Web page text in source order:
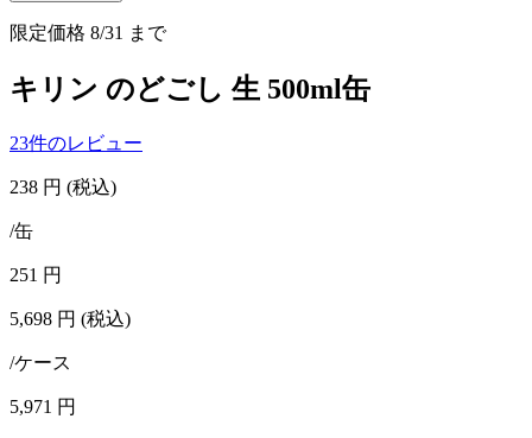
限定価格 8/31 まで
キリン のどごし 生 500ml缶
23件のレビュー
238 円 (税込)
/缶
251 円
5,698 円 (税込)
/ケース
5,971 円